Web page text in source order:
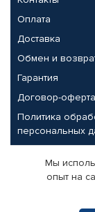
Оплата
Доставка
Обмен и
Гарантия
Договор-оферта
Политика
персональных
Партнерам
Корпоративным
Поставщикам
Мы
опыт на